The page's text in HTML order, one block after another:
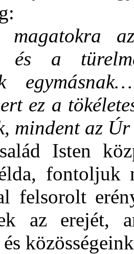
magatokra
és a
ez a
mindent az Úr
Isten
fontoljuk
felsorolt
az erejét,